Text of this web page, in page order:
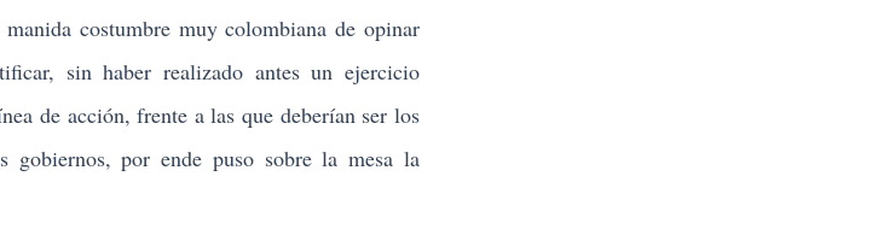
costumbre muy colombiana de opinar
sin haber realizado antes un ejercicio
de acción, frente a las que deberían ser los
gobiernos, por ende puso sobre la mesa la